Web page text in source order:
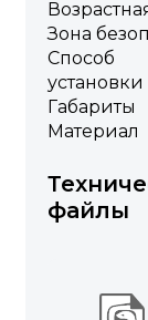
Зона
Способ
установки
Габариты
Материал
файлы